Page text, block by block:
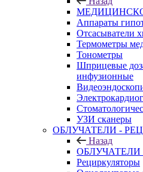
Аппараты
Отсасыватели
Термометры
Тонометры
Шприцевые
инфузионные
УЗИ сканеры
ОБЛУЧАТЕЛИ -
Назад
ОБЛУЧАТЕЛИ
Рециркуляторы